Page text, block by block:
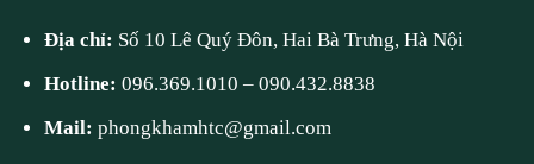
Địa chỉ: Số 10 Lê Quý Đôn, Hai Bà Trưng, Hà Nội
Hotline:096.369.1010 –090.432.8838
Mail:phongkhamhtc@gmail.com